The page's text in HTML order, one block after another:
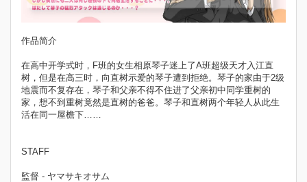
作品简介
在高中开学式时，F班的女生相原琴子迷上了A班超级天才入江直
树，但是在高三时，向直树示爱的琴子遭到拒绝。琴子的家由于2级
地震而不复存在，琴子和父亲不得不住进了父亲初中同学重树的
家，想不到重树竟然是直树的爸爸。琴子和直树两个年轻人从此生
活在同一屋檐下……
STAFF
監督 - ヤマサキオサム